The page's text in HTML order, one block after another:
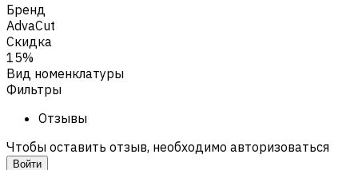
Бренд
AdvaCut
Скидка
15%
Вид номенклатуры
Фильтры
Отзывы
Чтобы оставить отзыв, необходимо авторизоваться
Войти